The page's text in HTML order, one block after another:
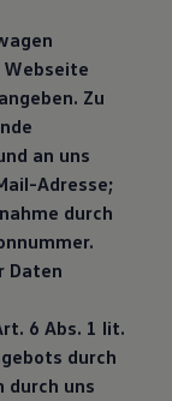
Webseite
Zu
an uns
Adresse;
durch
Daten
6 Abs. 1 lit.
durch
durch uns